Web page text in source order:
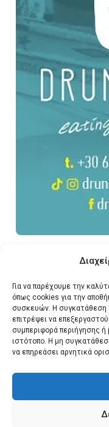
Για να παρέχουμε την
όπως cookies για την
συσκευών. Η συγκατάθεση
επιτρέψει να
συμπεριφορά περιήγησης
ιστότοπο. Η μη
να επηρεάσει αρνητικά